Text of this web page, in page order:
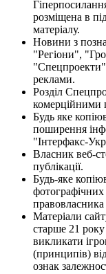
розміщена в
матеріалу.
Новини з
"Регіони",
реклами.
Розділ
комерційними
Будь яке
поширення
"Інтерфакс-
Власник веб-
публікації.
Будь-яке
фотографічних
правовласника
Матеріали
старше 21
викликати
(принципів)
ознак